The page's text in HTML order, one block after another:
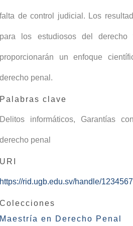
falta de control judicial. Los
para los estudiosos del
proporcionarán un enfoque
derecho penal.
Palabras clave
Delitos informáticos, Garantías
derecho penal
URI
https://rid.ugb.edu.sv/handle/
Colecciones
Maestría en Derecho Penal